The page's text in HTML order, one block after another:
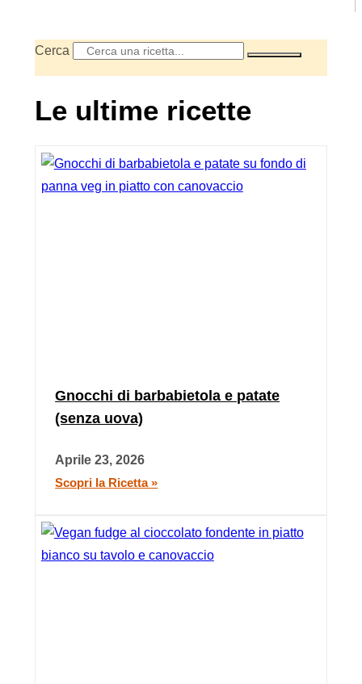
Cerca
Le ultime ricette
Gnocchi di barbabietola e patate
(senza uova)
Aprile 23, 2026
Scopri la Ricetta »